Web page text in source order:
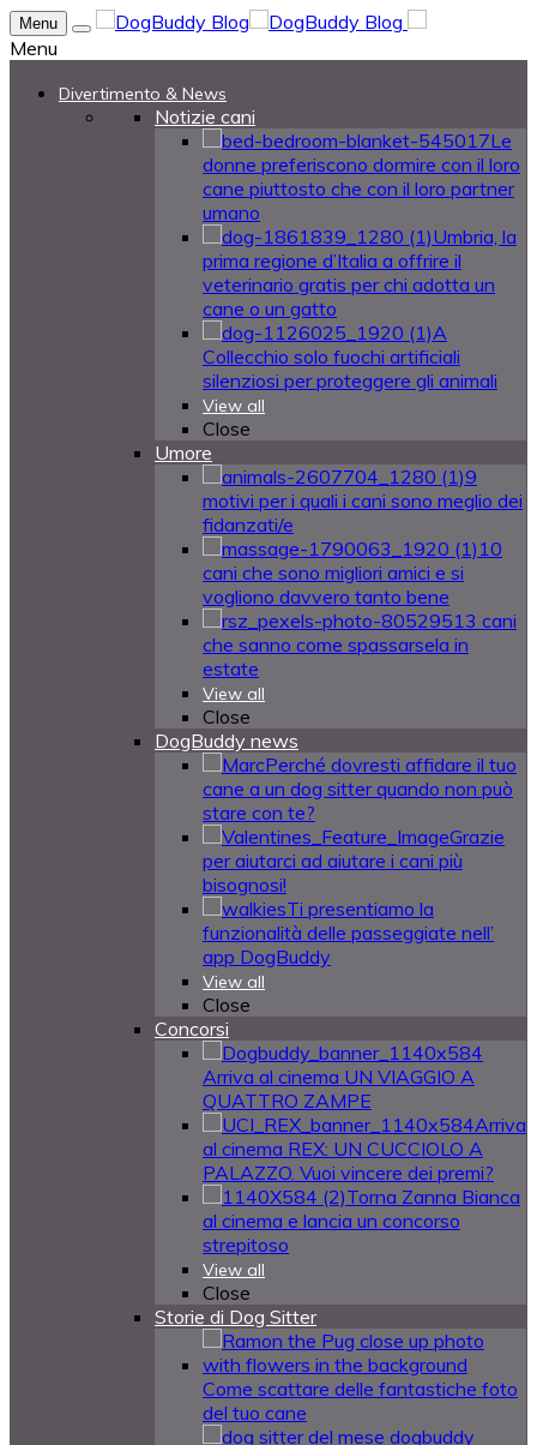
Menu
Menu
Divertimento & News
Notizie cani
Le
donne preferiscono dormire con il loro
cane piuttosto che con il loro partner
umano
Umbria, la
prima regione d’Italia a offrire il
veterinario gratis per chi adotta un
cane o un gatto
A
Collecchio solo fuochi artificiali
silenziosi per proteggere gli animali
View all
Close
Umore
9
motivi per i quali i cani sono meglio dei
fidanzati/e
10
cani che sono migliori amici e si
vogliono davvero tanto bene
13 cani
che sanno come spassarsela in
estate
View all
Close
DogBuddy news
Perché dovresti affidare il tuo
cane a un dog sitter quando non può
stare con te?
Grazie
per aiutarci ad aiutare i cani più
bisognosi!
Ti presentiamo la
funzionalità delle passeggiate nell’
app DogBuddy
View all
Close
Concorsi
Arriva al cinema UN VIAGGIO A
QUATTRO ZAMPE
Arriva
al cinema REX: UN CUCCIOLO A
PALAZZO. Vuoi vincere dei premi?
Torna Zanna Bianca
al cinema e lancia un concorso
strepitoso
View all
Close
Storie di Dog Sitter
Come scattare delle fantastiche foto
del tuo cane